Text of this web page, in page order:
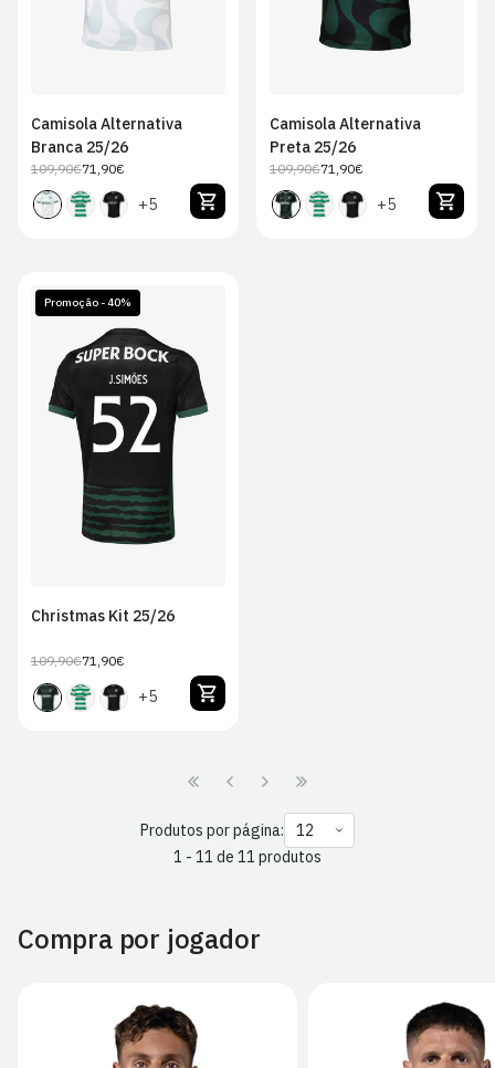
Camisola Alternativa
Branca 25/26
Preço
regular
109,90€Preço
de
venda
71,90€
+5
Camisola Alternativa
Preta 25/26
Preço
regular
109,90€Preço
de
venda
71,90€
+5
Promoção - 40%
S L XL
2XL
Christmas Kit 25/26
Preço
regular
109,90€Preço
de
venda
71,90€
+5
Produtos por página:
1 - 11 de 11 produtos
Compra por jogador